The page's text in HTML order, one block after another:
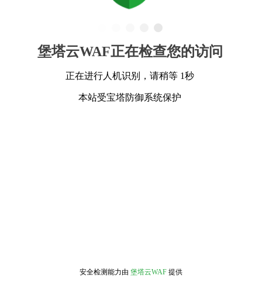
堡塔云WAF正在检查您的访问
正在进行人机识别，请稍等 1秒
本站受宝塔防御系统保护
安全检测能力由 堡塔云WAF 提供